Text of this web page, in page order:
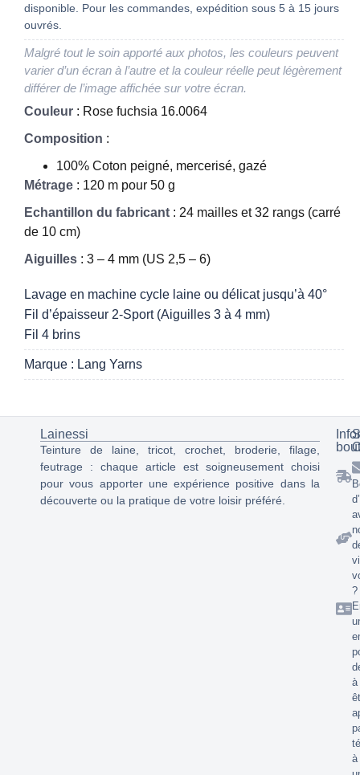
disponible. Pour les commandes, expédition sous 5 à 15 jours
ouvrés.
Malgré tout le soin apporté aux photos, les couleurs peuvent
varier d’un écran à l’autre et la couleur réelle peut légèrement
différer de l’image affichée sur votre écran.
Couleur : Rose fuchsia 16.0064
Composition :
100% Coton peigné, mercerisé, gazé
Métrage : 120 m pour 50 g
Echantillon du fabricant : 24 mailles et 32 rangs (carré
de 10 cm)
Aiguilles : 3 – 4 mm (US 2,5 – 6)
Lavage en machine cycle laine ou délicat jusqu’à 40°
Fil d’épaisseur 2-Sport (Aiguilles 3 à 4 mm)
Fil 4 brins
Marque : Lang Yarns
Lainessi
Teinture de laine, tricot, crochet, broderie, filage,
feutrage : chaque article est soigneusement choisi
pour vous apporter une expérience positive dans la
découverte ou la pratique de votre loisir préféré.
?
à
à